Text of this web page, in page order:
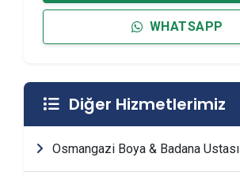
WHATSAPP
Diğer Hizmetlerimiz
Osmangazi Boya & Badana Ustası